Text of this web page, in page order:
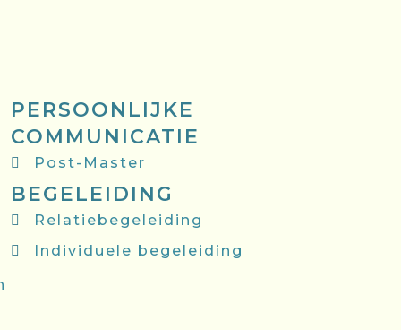
PERSOONLIJKE
COMMUNICATIE
Post-Master
BEGELEIDING
Relatiebegeleiding
Individuele begeleiding